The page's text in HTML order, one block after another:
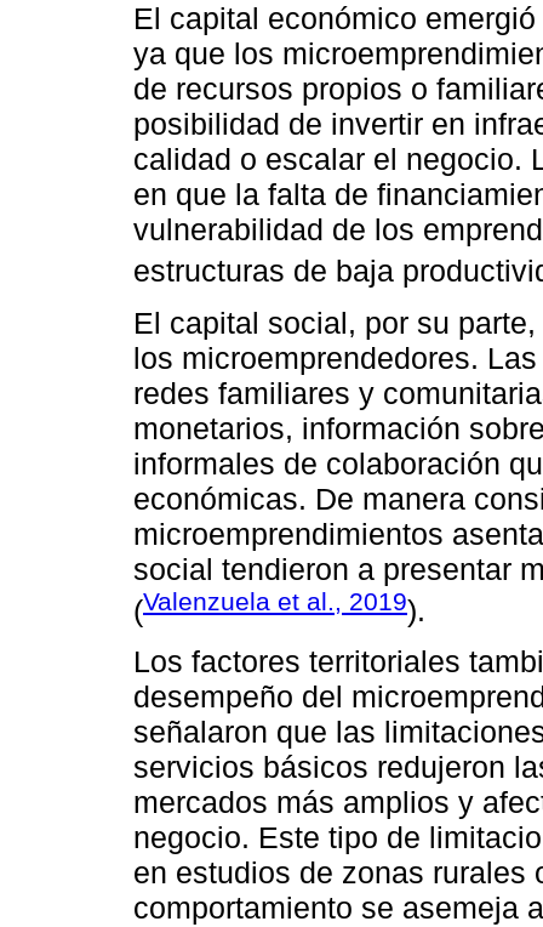
El capital económico
ya que los
de recursos propios o
posibilidad de invertir en
calidad o escalar el negocio.
en que la falta de
vulnerabilidad de los
estructuras de baja
El capital social, por su
los microemprendedores.
redes familiares y
monetarios, información
informales de colaboración
económicas. De manera
microemprendimientos
social tendieron a presentar
(Valenzuela et al., 2019).
Los factores territoriales
desempeño del
señalaron que las
servicios básicos redujeron
mercados más amplios y
negocio. Este tipo de
en estudios de zonas rurales
comportamiento se asemeja